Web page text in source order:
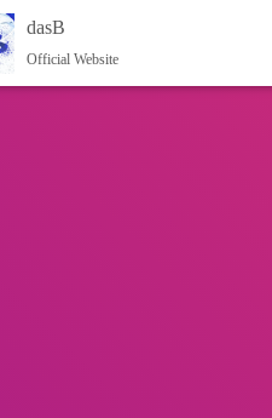
dasB
Official Website